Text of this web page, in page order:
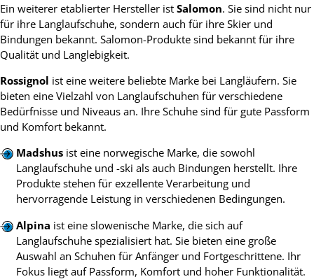
Ein weiterer etablierter Hersteller ist Salomon. Sie sind nicht nur
für ihre Langlaufschuhe, sondern auch für ihre Skier und
Bindungen bekannt. Salomon-Produkte sind bekannt für ihre
Qualität und Langlebigkeit.
Rossignol ist eine weitere beliebte Marke bei Langläufern. Sie
bieten eine Vielzahl von Langlaufschuhen für verschiedene
Bedürfnisse und Niveaus an. Ihre Schuhe sind für gute Passform
und Komfort bekannt.
Madshusist eine norwegische Marke, die sowohl
Langlaufschuhe und -ski als auch Bindungen herstellt. Ihre
Produkte stehen für exzellente Verarbeitung und
hervorragende Leistung in verschiedenen Bedingungen.
Alpina ist eine slowenische Marke, die sich auf
Langlaufschuhe spezialisiert hat. Sie bieten eine große
Auswahl an Schuhen für Anfänger und Fortgeschrittene. Ihr
Fokus liegt auf Passform, Komfort und hoher Funktionalität.